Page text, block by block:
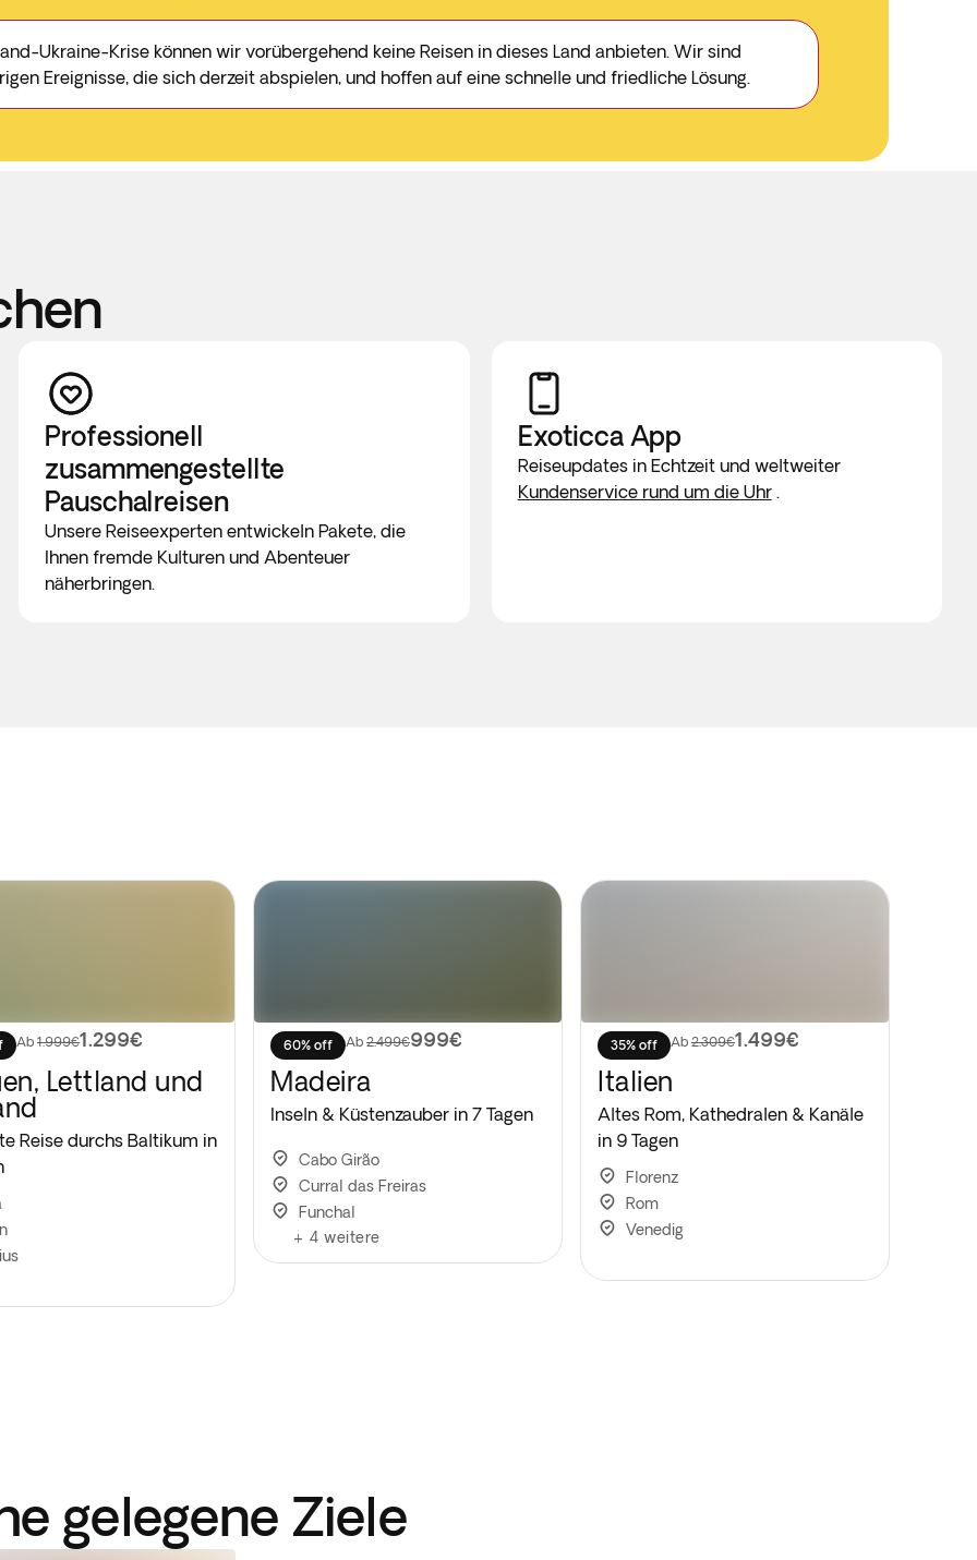
Ukraine-Krise können wir vorübergehend keine Reisen in dieses Land anbieten. Wir sind
Ereignisse, die sich derzeit abspielen, und hoffen auf eine schnelle und friedliche Lösung.
Professionell
zusammengestellte
Pauschalreisen
Unsere Reiseexperten entwickeln Pakete, die
Ihnen fremde Kulturen und Abenteuer
näherbringen.
Exoticca App
Reiseupdates in Echtzeit und weltweiter
Kundenservice rund um die Uhr.
Ab 1.999€1.299€
Lettland und
Reise durchs Baltikum in
60% off Ab 2.499€999€
Madeira
Inseln & Küstenzauber in 7 Tagen
Cabo Girão
Curral das Freiras
Funchal
+ 4 weitere
35% off Ab 2.309€1.499€
Italien
Altes Rom, Kathedralen & Kanäle
in 9 Tagen
Florenz
Rom
Venedig
gelegene Ziele